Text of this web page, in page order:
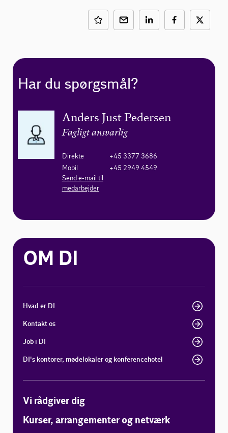
Har du spørgsmål?
Anders Just Pedersen
Fagligt ansvarlig
Direkte
+45 3377 3686
Mobil
+45 2949 4549
Send e-mail til
medarbejder
OM DI
Hvad er DI
Kontakt os
Job i DI
DI's kontorer, mødelokaler og konferencehotel
Vi rådgiver dig
Kurser, arrangementer og netværk